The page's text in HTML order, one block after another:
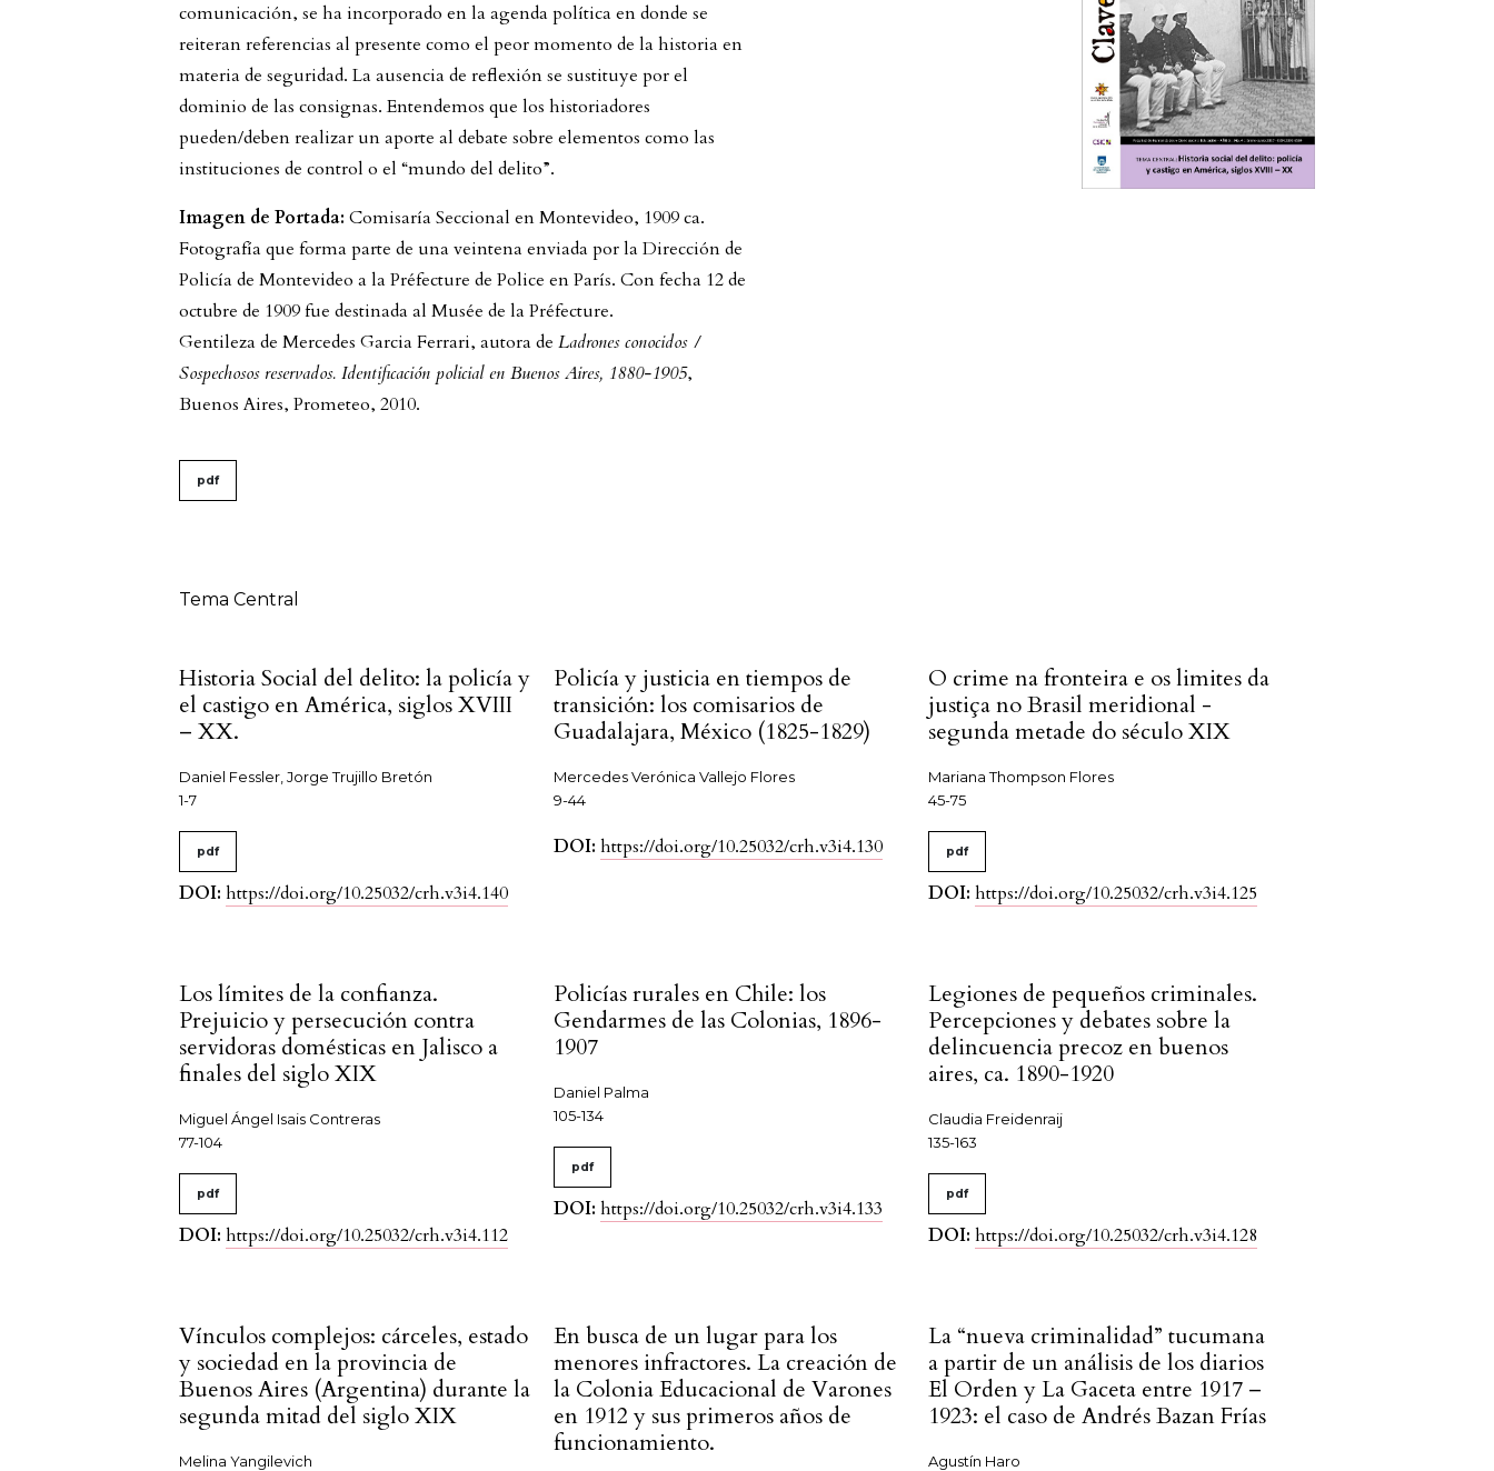
comunicación, se ha incorporado en la agenda política en donde se
reiteran referencias al presente como el peor momento de la historia en
materia de seguridad. La ausencia de reflexión se sustituye por el
dominio de las consignas. Entendemos que los historiadores
pueden/deben realizar un aporte al debate sobre elementos como las
instituciones de control o el “mundo del delito”.
Imagen de Portada:Comisaría Seccional en Montevideo, 1909 ca.
Fotografía que forma parte de una veintena enviada por la Dirección de
Policía de Montevideo a la Préfecture de Police en París. Con fecha 12 de
octubre de 1909 fue destinada al Musée de la Préfecture.
Gentileza de Mercedes Garcia Ferrari, autora deLadrones conocidos /
Sospechosos reservados. Identificación policial en Buenos Aires, 1880-1905,
Buenos Aires, Prometeo, 2010.
##issue.tableOfContents##
pdf
Tema Central
Historia Social del delito: la policía y
el castigo en América, siglos XVIII
– XX.
Daniel Fessler, Jorge Trujillo Bretón
1-7
pdf
DOI: https://doi.org/10.25032/crh.v3i4.140
Policía y justicia en tiempos de
transición: los comisarios de
Guadalajara, México (1825-1829)
Mercedes Verónica Vallejo Flores
9-44
DOI: https://doi.org/10.25032/crh.v3i4.130
O crime na fronteira e os limites da
justiça no Brasil meridional -
segunda metade do século XIX
Mariana Thompson Flores
45-75
pdf
DOI: https://doi.org/10.25032/crh.v3i4.125
Los límites de la confianza.
Prejuicio y persecución contra
servidoras domésticas en Jalisco a
finales del siglo XIX
Miguel Ángel Isais Contreras
77-104
pdf
DOI: https://doi.org/10.25032/crh.v3i4.112
Policías rurales en Chile: los
Gendarmes de las Colonias, 1896-
1907
Daniel Palma
105-134
pdf
DOI: https://doi.org/10.25032/crh.v3i4.133
Legiones de pequeños criminales.
Percepciones y debates sobre la
delincuencia precoz en buenos
aires, ca. 1890-1920
Claudia Freidenraij
135-163
pdf
DOI: https://doi.org/10.25032/crh.v3i4.128
Vínculos complejos: cárceles, estado
y sociedad en la provincia de
Buenos Aires (Argentina) durante la
segunda mitad del siglo XIX
Melina Yangilevich
En busca de un lugar para los
menores infractores. La creación de
la Colonia Educacional de Varones
en 1912 y sus primeros años de
funcionamiento.
La “nueva criminalidad” tucumana
a partir de un análisis de los diarios
El Orden y La Gaceta entre 1917 –
1923: el caso de Andrés Bazan Frías
Agustín Haro